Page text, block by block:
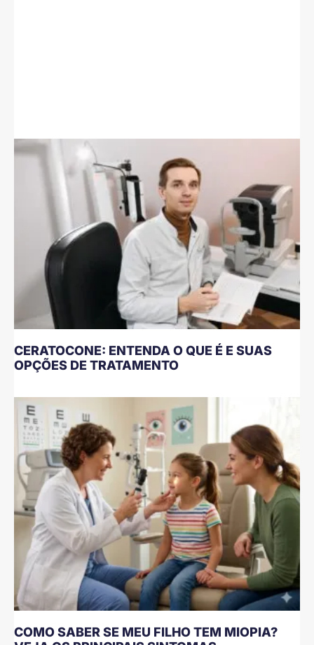
CERATOCONE: ENTENDA O QUE É E SUAS
OPÇÕES DE TRATAMENTO
COMO SABER SE MEU FILHO TEM MIOPIA?